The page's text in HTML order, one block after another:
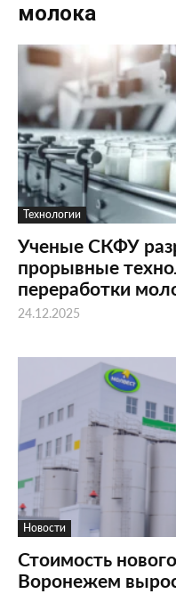
молока
Технологии
Ученые СКФУ
прорывные
переработки
24.12.2025
Новости
Стоимость
Воронежем